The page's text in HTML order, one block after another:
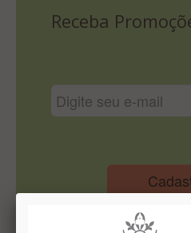
Receba